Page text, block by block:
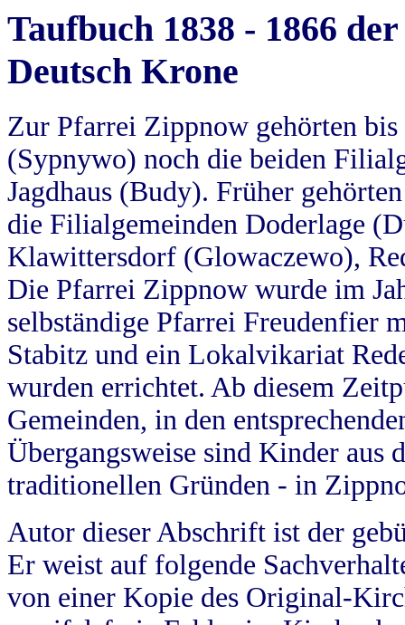
Taufbuch 1838 - 1866
Deutsch Krone
Zur Pfarrei Zippnow gehörten
(Sypnywo) noch die beiden
Jagdhaus (Budy). Früher
die Filialgemeinden Doderlage
Klawittersdorf (Glowaczewo),
Die Pfarrei Zippnow wurde im
selbständige Pfarrei Freudenfier
Stabitz und ein Lokalvikariat
wurden errichtet. Ab diesem
Gemeinden, in den
Übergangsweise sind Kinder aus
traditionellen Gründen - in
Autor dieser Abschrift ist der
Er weist auf folgende
von einer Kopie des Original-